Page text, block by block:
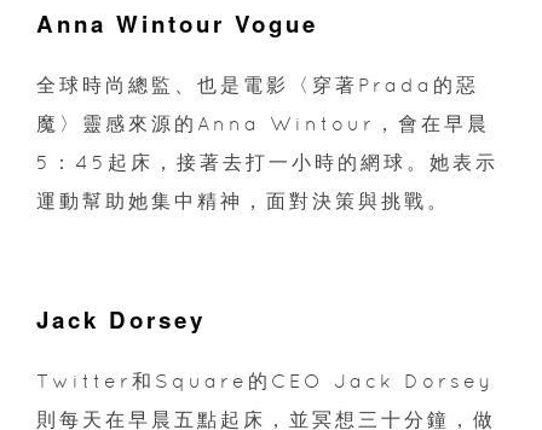
Anna Wintour Vogue
全球時尚總監、也是電影〈穿著Prada的惡
魔〉靈感來源的Anna Wintour，會在早晨
5：45起床，接著去打一小時的網球。她表示
運動幫助她集中精神，面對決策與挑戰。
Jack Dorsey
Twitter和Square的CEO Jack Dorsey
則每天在早晨五點起床，並冥想三十分鐘，做